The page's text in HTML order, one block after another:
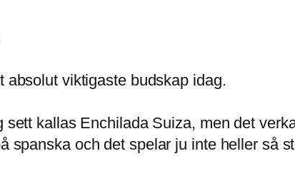
absolut viktigaste budskap idag.
sett kallas Enchilada Suiza, men det
spanska och det spelar ju inte heller så